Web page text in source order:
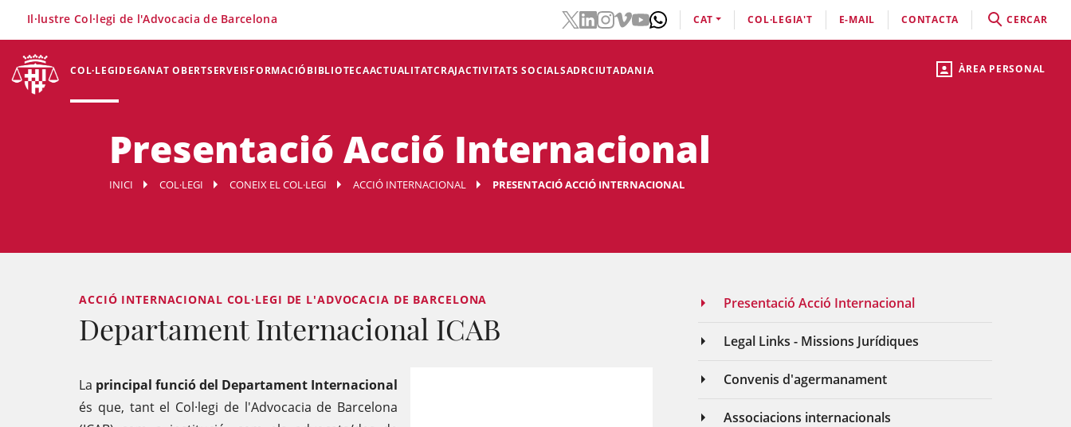
ÀREA PERSONAL
COL·LEGIDEGANAT OBERTSERVEISFORMACIÓBIBLIOTECAACTUALITATCRAJACTIVITATS SOCIALSADRCIUTADANIA
Il·lustre Col·legi de l'Advocacia de Barcelona CAT COL·LEGIA'T E-MAIL CONTACTA CERCAR
Presentació Acció Internacional
INICI COL·LEGI CONEIX EL COL·LEGI ACCIÓ INTERNACIONAL PRESENTACIÓ ACCIÓ INTERNACIONAL
Presentació Acció Internacional
Legal Links - Missions Jurídiques
Convenis d'agermanament
Associacions internacionals
ACCIÓ INTERNACIONAL COL·LEGI DE L'ADVOCACIA DE BARCELONA
Departament Internacional ICAB
La principal funciódel Departament Internacional
és que, tant el Col·legi de l'Advocacia de Barcelona